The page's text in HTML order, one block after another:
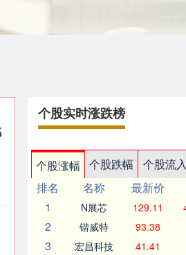
个股实时涨跌榜
个股涨幅 个股跌幅 个股流入
排名
名称 最新价
1
N展芯 129.11
2 锴威特 93.38
3 宏昌科技 41.41